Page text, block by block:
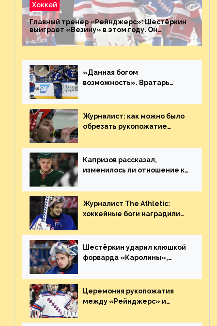
Хоккей
Главный тренер «Рейнджерс»: Шестёркин
выиграет «Везину» в этом году. Он
невероятен
«Данная богом
возможность». Вратарь
броске бутылкой в Кадри
Журналист: как можно было
обрезать рукопожатие
Плохая работа, ESPN
Капризов рассказал,
изменилось ли отношение к
Украине
Журналист The Athletic:
хоккейные боги наградили
великолепную игру
Шестёркин ударил клюшкой
форварда «Каролины»,
пятаке. Видео
Церемония рукопожатия
между «Рейнджерс» и
матча плей-офф. Видео